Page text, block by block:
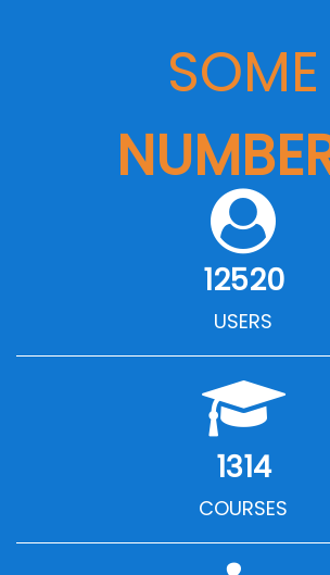
SOME
12520
USERS
1314
COURSES